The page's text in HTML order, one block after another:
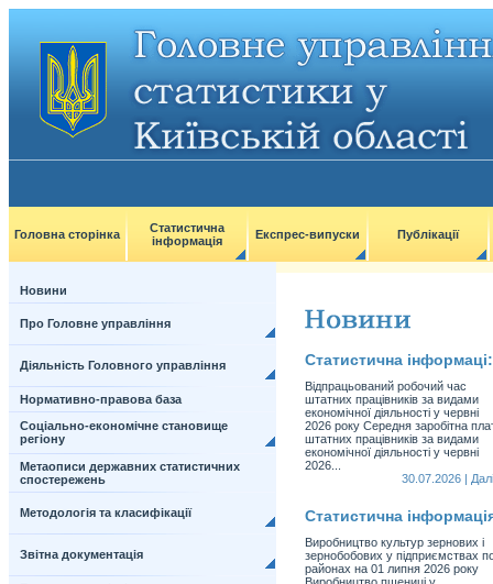
Головна сторінка
Статистична
інформація
Експрес-випуски Публікації
Новини
Про Головне управління
Діяльність Головного управління
Нормативно-правова база
Соціально-економічне становище
регіону
Метаописи державних статистичних
спостережень
Методологія та класифікації
Звітна документація
Статистична інформаці:
Відпрацьований робочий час
штатних працівників за видами
економічної діяльності у червні
2026 року Середня заробітна
штатних працівників за видами
економічної діяльності у червні
2026...
30.07.2026 |
Статистична
Виробництво культур зернових і
зернобобових у підприємствах
районах на 01 липня 2026 року